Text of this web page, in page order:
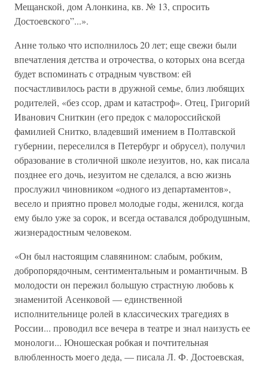
Мещанской, дом Алонкина, кв. № 13, спросить
Достоевского”...».
Анне только что исполнилось 20 лет; еще свежи были
впечатления детства и отрочества, о которых она всегда
будет вспоминать с отрадным чувством: ей
посчастливилось расти в дружной семье, близ любящих
родителей, «без ссор, драм и катастроф». Отец, Григорий
Иванович Сниткин (его предок с малороссийской
фамилией Снитко, владевший имением в Полтавской
губернии, переселился в Петербург и обрусел), получил
образование в столичной школе иезуитов, но, как писала
позднее его дочь, иезуитом не сделался, а всю жизнь
прослужил чиновником «одного из департаментов»,
весело и приятно провел молодые годы, женился, когда
ему было уже за сорок, и всегда оставался добродушным,
жизнерадостным человеком.
«Он был настоящим славянином: слабым, робким,
добропорядочным, сентиментальным и романтичным. В
молодости он пережил большую страстную любовь к
знаменитой Асенковой — единственной
исполнительнице ролей в классических трагедиях в
России... проводил все вечера в театре и знал наизусть ее
монологи... Юношеская робкая и почтительная
влюбленность моего деда, — писала Л. Ф. Достоевская,